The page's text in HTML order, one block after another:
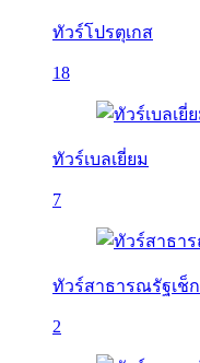
ทัวร์โปรตุเกส
18
ทัวร์เบลเยี่ยม
7
ทัวร์สาธารณรัฐเช็ก
2